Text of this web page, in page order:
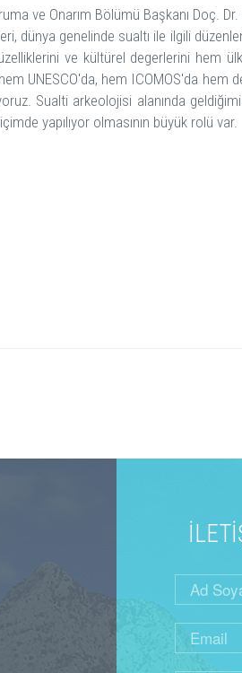
ve Onarım Bölümü Başkanı Doç.
dünya genelinde sualtı ile ilgili
ve kültürel degerlerini hem
UNESCO'da, hem ICOMOS'da hem
Sualti arkeolojisi alanında
yapılıyor olmasının büyük rolü var.